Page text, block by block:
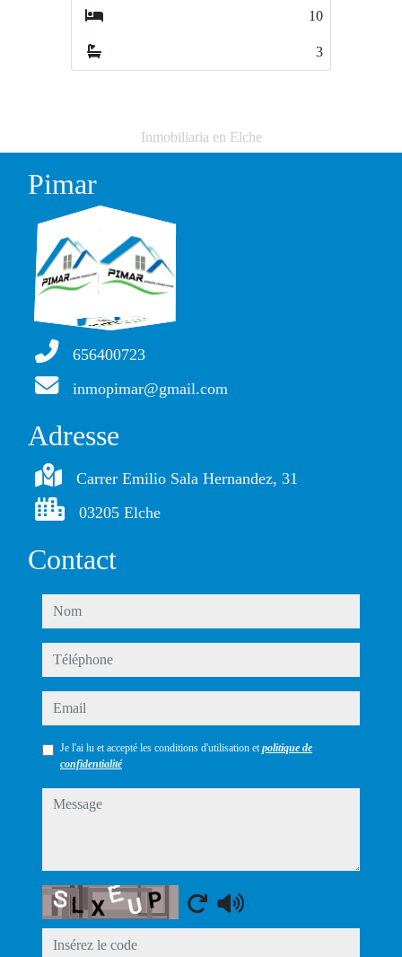
10
3
Inmobiliaria en Elche
Pimar
656400723
inmopimar@gmail.com
Adresse
Carrer Emilio Sala Hernandez, 31
03205 Elche
Contact
nom
téléphone
email
Je l'ai lu et accepté les conditions d'utilisation etpolitique de
confidentialité
message
Captcha